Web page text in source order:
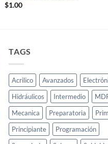
$1.00
TAGS
Acrilico Avanzados
Hidráulicos
Intermedio
Mecanica
Preparatoria
Principiante
Programación